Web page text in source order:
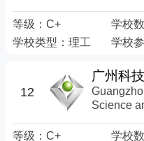
等级： C+ 学校
学校类型： 理工 学校
12
广州科
Science
等级： C+ 学校